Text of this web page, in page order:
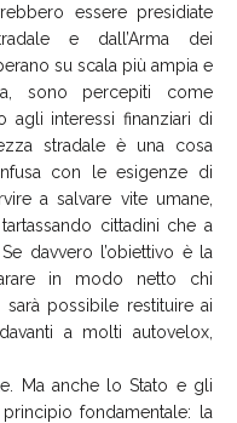
essere presidiate
e dall’Arma dei
su scala più ampia e
sono percepiti come
agli interessi finanziari di
stradale è una cosa
con le esigenze di
a salvare vite umane,
cittadini che a
davvero l’obiettivo è la
in modo netto chi
possibile restituire ai
a molti autovelox,
Ma anche lo Stato e gli
fondamentale: la